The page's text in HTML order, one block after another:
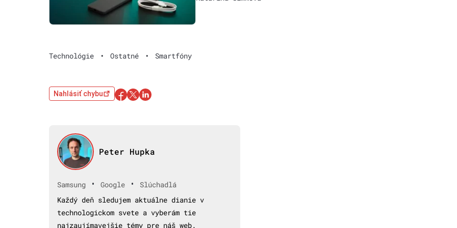
Technológie • Ostatné • Smartfóny
Nahlásiť chybu
Peter Hupka
Samsung • Google •
Slúchadlá
Každý deň sledujem aktuálne dianie v
technologickom svete a vyberám tie
najzaujímavejšie témy pre náš web.